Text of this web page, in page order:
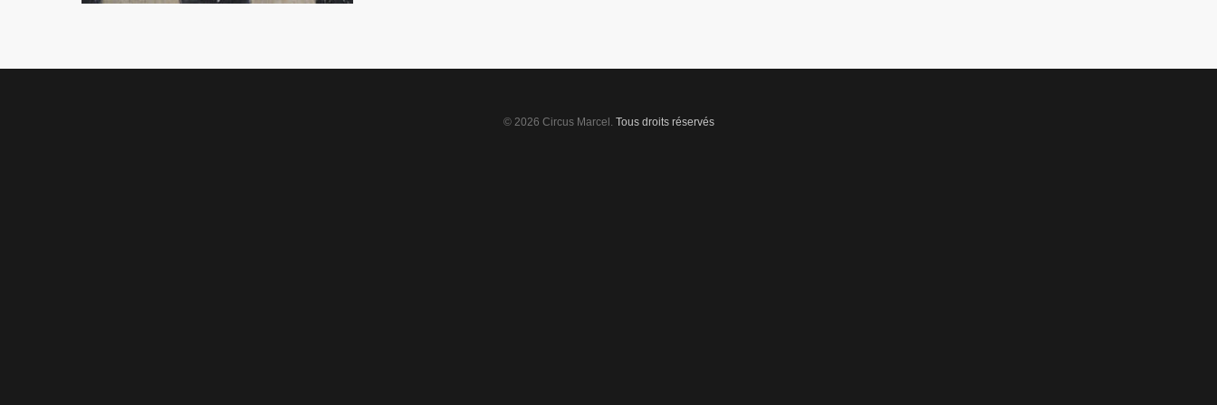
© 2026 Circus Marcel. Tous droits réservés